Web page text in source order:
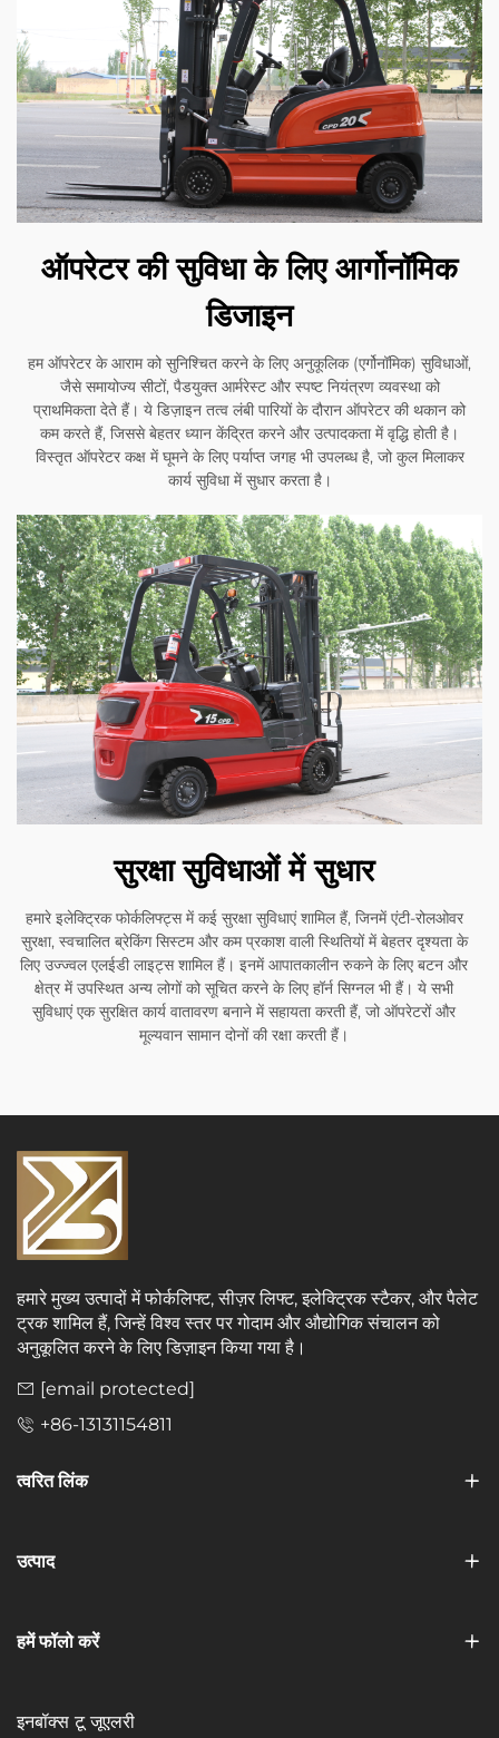
ऑपरेटर की सुविधा के लिए आर्गोनॉमिक
डिजाइन
हम ऑपरेटर के आराम को सुनिश्चित करने के लिए अनुकूलिक (एर्गोनॉमिक) सुविधाओं,
जैसे समायोज्य सीटों, पैडयुक्त आर्मरेस्ट और स्पष्ट नियंत्रण व्यवस्था को
प्राथमिकता देते हैं। ये डिज़ाइन तत्व लंबी पारियों के दौरान ऑपरेटर की थकान को
कम करते हैं, जिससे बेहतर ध्यान केंद्रित करने और उत्पादकता में वृद्धि होती है।
विस्तृत ऑपरेटर कक्ष में घूमने के लिए पर्याप्त जगह भी उपलब्ध है, जो कुल मिलाकर
कार्य सुविधा में सुधार करता है।
सुरक्षा सुविधाओं में सुधार
हमारे इलेक्ट्रिक फोर्कलिफ्ट्स में कई सुरक्षा सुविधाएं शामिल हैं, जिनमें एंटी-रोलओवर
सुरक्षा, स्वचालित ब्रेकिंग सिस्टम और कम प्रकाश वाली स्थितियों में बेहतर दृश्यता के
लिए उज्ज्वल एलईडी लाइट्स शामिल हैं। इनमें आपातकालीन रुकने के लिए बटन और
क्षेत्र में उपस्थित अन्य लोगों को सूचित करने के लिए हॉर्न सिग्नल भी हैं। ये सभी
सुविधाएं एक सुरक्षित कार्य वातावरण बनाने में सहायता करती हैं, जो ऑपरेटरों और
मूल्यवान सामान दोनों की रक्षा करती हैं।
हमारे मुख्य उत्पादों में फोर्कलिफ्ट, सीज़र लिफ्ट, इलेक्ट्रिक स्टैकर, और पैलेट
ट्रक शामिल हैं, जिन्हें विश्व स्तर पर गोदाम और औद्योगिक संचालन को
अनुकूलित करने के लिए डिज़ाइन किया गया है।
[email protected]
+86-13131154811
त्वरित लिंक
उत्पाद
हमें फॉलो करें
इनबॉक्स टू जूएलरी